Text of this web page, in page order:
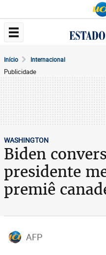
Início Internacional
Publicidade
WASHINGTON
Biden
presidente
premiê
AFP